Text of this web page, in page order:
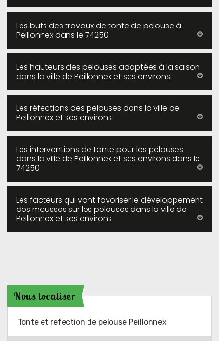
Les buts des travaux de tonte de pelouse à
Peillonnex dans le 74250
Les hauteurs des pelouses adaptées à la saison
dans la ville de Peillonnex et ses environs
Les réfections des pelouses dans la ville de
Peillonnex et ses environs
Les interventions de tonte pour les pelouses
dans la ville de Peillonnex et ses environs dans le
74250
Les facteurs qui vont favoriser le développement
des mousses sur les pelouses dans la ville de
Peillonnex et ses environs
Nous localiser
Tonte et refection de pelouse Peillonnex